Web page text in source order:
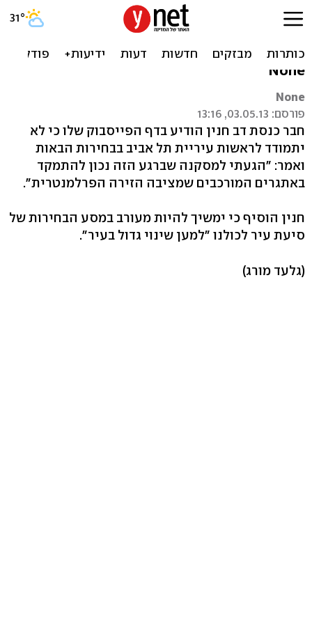
ח"כ חנין: לא אתמודד
לראשות עיריית תל אביב
None
None
פורסם: 03.05.13, 13:16
חבר כנסת דב חנין הודיע בדף הפייסבוק שלו כי לא
יתמודד לראשות עיריית תל אביב בבחירות הבאות
ואמר: "הגעתי למסקנה שברגע הזה נכון להתמקד
באתגרים המורכבים שמציבה הזירה הפרלמנטרית".
חנין הוסיף כי ימשיך להיות מעורב במסע הבחירות של
סיעת עיר לכולנו "למען שינוי גדול בעיר".
(גלעד מורג)